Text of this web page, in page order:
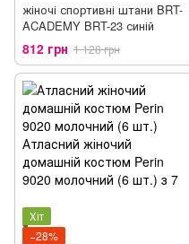
жіночі спортивні штани BRT-
ACADEMY BRT-23 синій
812 грн 1 128 грн
Хіт
−28%